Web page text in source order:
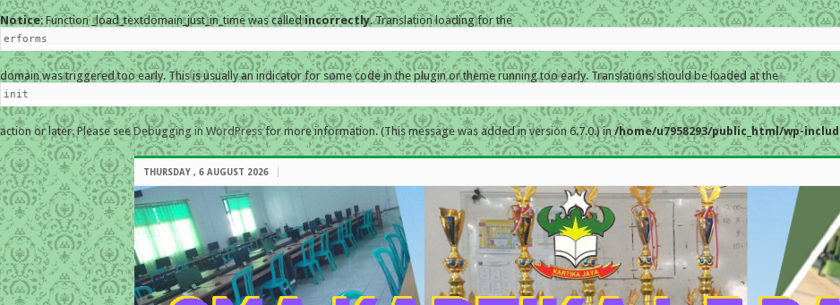
Notice: Function _load_textdomain_just_in_time was calledincorrectly. Translation loading for the
erforms
domain was triggered too early. This is usually an indicator for some code in the plugin or theme running too early. Translations should be loaded at the
init
action or later. Please seeDebugging in WordPressfor more information. (This message was added in version 6.7.0.) in/home/u7958293/public_html/wp-
THURSDAY , 6 AUGUST 2026